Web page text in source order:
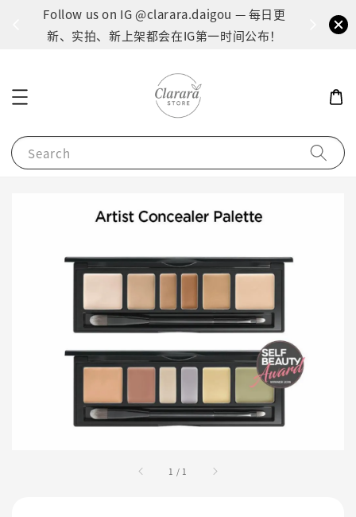
Follow us on IG @clarara.daigou — 每日更
新、实拍、新上架都会在IG第一时间公布！
Search
1 / 1